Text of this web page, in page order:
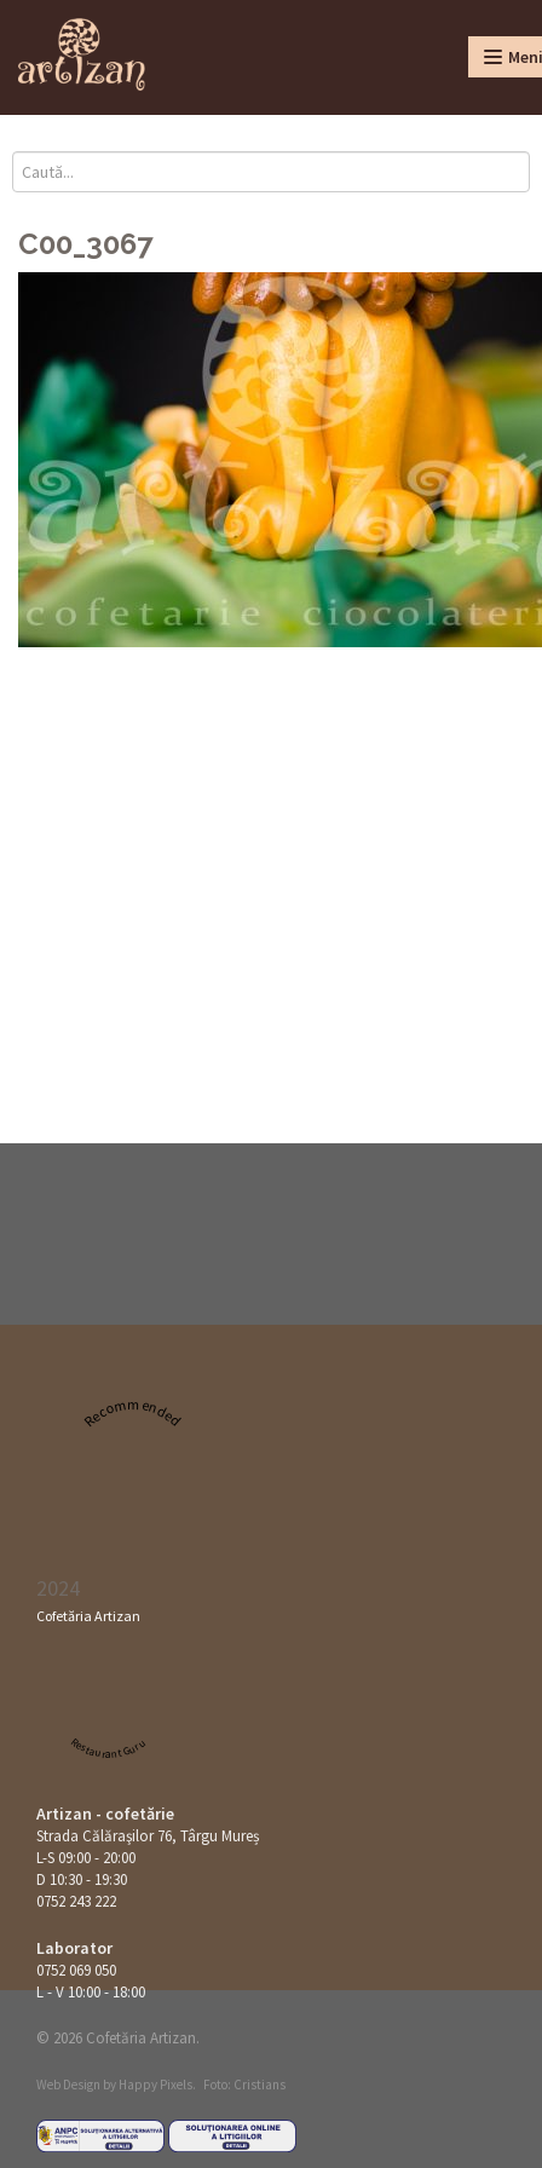
C00_3067
Recommended
2024
Cofetăria Artizan
Restaurant Guru
Artizan - cofetărie
Strada Călăraşilor 76, Târgu Mureș
L-S 09:00 - 20:00
D 10:30 - 19:30
0752 243 222
Laborator
0752 069 050
L - V 10:00 - 18:00
© 2026 Cofetăria Artizan.
Web Design by Happy Pixels. Foto: Cristians